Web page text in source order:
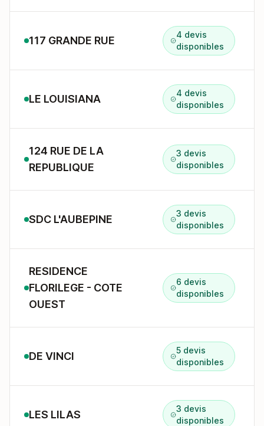
117 GRANDE RUE
4 devis
disponibles
LE LOUISIANA
4 devis
disponibles
124 RUE DE LA
REPUBLIQUE
3 devis
disponibles
SDC L'AUBEPINE
3 devis
disponibles
RESIDENCE
FLORILEGE - COTE
OUEST
6 devis
disponibles
DE VINCI
5 devis
disponibles
LES LILAS
3 devis
disponibles